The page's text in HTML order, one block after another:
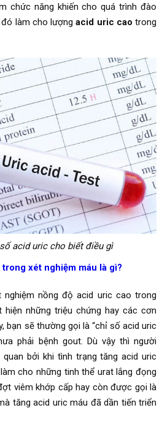
chức năng khiến cho quá trình đào
đó làm cho lượngacid uric caotrong
acid uric cho biết điều gì
trong xét nghiệm máu là gì?
nồng độ acid uric cao trong
hiện những triệu chứng hay các cơn
bạn sẽ thường gọi là “chỉ số acid uric
phải bệnh gout. Dù vậy thì người
bởi khi tình trạng tăng acid uric
cho những tinh thể urat lắng đọng
viêm khớp cấp hay còn được gọi là
tăng acid uric máu đã dần tiến triển